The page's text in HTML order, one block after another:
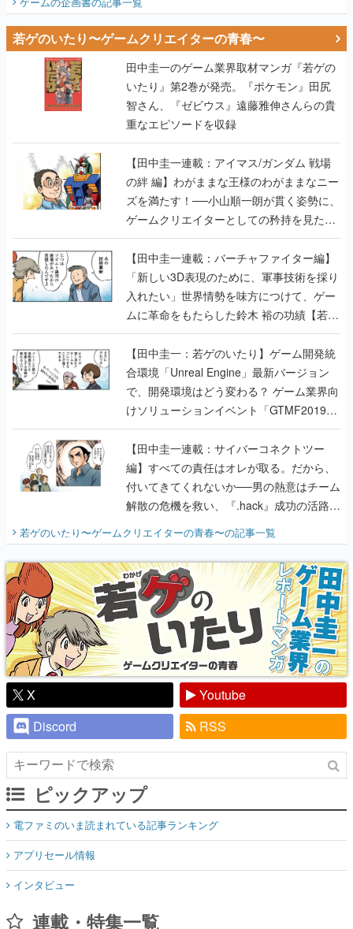
若ゲのいたり〜ゲームクリエイターの青春〜
田中圭一のゲーム業界取材マンガ『若ゲの
いたり』第2巻が発売。『ポケモン』田尻
智さん、『ゼビウス』遠藤雅伸さんらの貴
重なエピソードを収録
【田中圭一連載：アイマス/ガンダム 戦場
の絆 編】わがままな王様のわがままなニー
ズを満たす！──小山順一朗が貫く姿勢に、
ゲームクリエイターとしての矜持を見た
【若ゲのいたり最終回】
【田中圭一連載：バーチャファイター編】
「新しい3D表現のために、軍事技術を採り
入れたい」世界情勢を味方につけて、ゲー
ムに革命をもたらした鈴木 裕の功績【若ゲ
のいたり】
【田中圭一：若ゲのいたり】ゲーム開発統
合環境「Unreal Engine」最新バージョン
で、開発環境はどう変わる？ ゲーム業界向
けソリューションイベント「GTMF2019」
に行って、より理解を深めよう【PR】
【田中圭一連載：サイバーコネクトツー
編】すべての責任はオレが取る。だから、
付いてきてくれないか──男の熱意はチーム
解散の危機を救い、『.hack』成功の活路を
開く。業界の快男児・松山 洋に流れる血は
『少年ジャンプ』色だった【若ゲのいた
り】
若ゲのいたり〜ゲームクリエイターの青春〜の記事一覧
X
Youtube
Discord
RSS
ピックアップ
電ファミのいま読まれている記事ランキング
アプリセール情報
インタビュー
連載・特集一覧